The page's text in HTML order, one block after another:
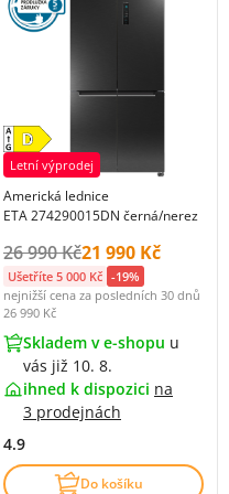
Letní výprodej
Americká lednice
ETA 274290015DN černá/nerez
Původní cena s DPH:
26 990 KčCena s DPH:
21 990 Kč
Ušetříte 5 000 Kč -19%
nejnižší cena za posledních 30 dnů
26 990 Kč
Skladem v e-shopu u
vás již 10. 8.
ihned k dispozici na
3 prodejnách
4.9
Do košíku